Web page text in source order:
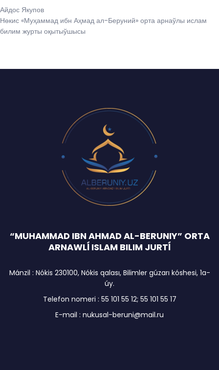
Айдос Якупов
Нөкис «Муҳаммад ибн Аҳмад ал-Беруний» орта арнаўлы ислам
билим журты оқытыўшысы
“MUHAMMAD IBN AHMAD AL-BERUNIY” ORTA
ARNAWLĺ ISLAM BILIM JURTĺ
Mánzil : Nókis 230100, Nókis qalası, Bilimler gúzarı kóshesi, 1a-
úy.
Telefon nomeri : 55 101 55 12; 55 101 55 17
E-mail : nukusal-beruni@mail.ru